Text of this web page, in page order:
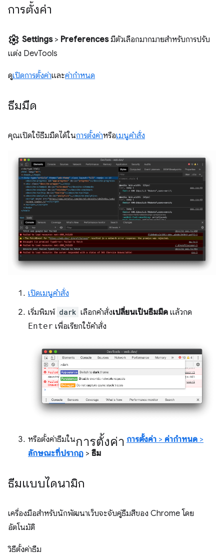
การตั้งค่า
settings Settings> Preferencesมีตัวเลือกมากมายสำหรับการปรับ
แต่ง DevTools
ดูเปิดการตั้งค่าและค่ากําหนด
ธีมมืด
คุณเปิดใช้ธีมมืดได้ในการตั้งค่าหรือเมนูคำสั่ง
เปิดเมนูคำสั่ง
เริ่มพิมพ์ dark เลือกคำสั่งเปลี่ยนเป็นธีมมืด แล้วกด
Enter เพื่อเรียกใช้คำสั่ง
หรือตั้งค่าธีมในการตั้งค่า การตั้งค่า > ค่ากําหนด >
ลักษณะที่ปรากฏ > ธีม
ธีมแบบไดนามิก
เครื่องมือสำหรับนักพัฒนาเว็บจะจับคู่ธีมสีของ Chrome โดย
อัตโนมัติ
วิธีตั้งค่าธีม